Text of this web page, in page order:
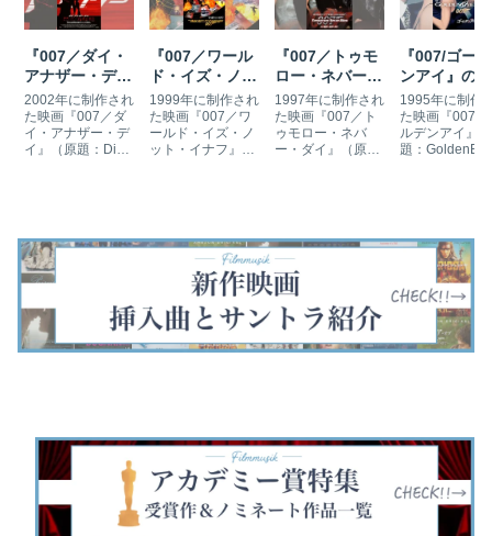
『007／ダイ・
アナザー・デ
イ』の挿入曲と
サントラ
2002年に制作され
た映画『007／ダ
イ・アナザー・デ
イ』（原題：Die
周年のアニバーサ
リーイヤーに制作
されました。北朝
を舞台と…
『007／ワール
ド・イズ・ノッ
ト・イナフ』の
挿入曲とサント
ラ
1999年に制作され
た映画『007／ワ
ールド・イズ・ノ
ット・イナフ』
第19作目です。冷
戦終結後のロシア
やモナコ、キュー
バなどが舞台とな
っています。『…
『007／トゥモ
ロー・ネバー・
ダイ』の挿入曲
とサントラ
1997年に制作され
た映画『007／ト
ゥモロー・ネバ
ー・ダイ』（原
アース・ブロスナ
ボンドを演じ、ロ
ジャー・スポティ
スウッドが監…
『007/ゴー
ンアイ』の
曲とサントラ
1995年に制作
た映画『007/
ルデンアイ』
題：
キューバなど
台となっていま
す。今作から
ース・ブロス
がジェームズ